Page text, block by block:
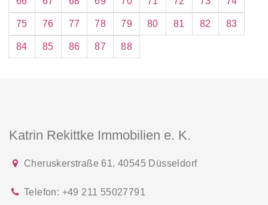
75 76 77 78 79 80 81 82 83
84 85 86 87 88
Katrin Rekittke Immobilien e. K.
Cheruskerstraße 61, 40545 Düsseldorf
Telefon: +49 211 55027791